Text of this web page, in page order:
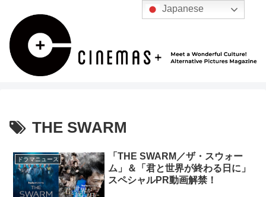
THE SWARM
ドラマニュース
「THE SWARM／ザ・スウォー
ム」＆「君と世界が終わる日に」
スペシャルPR動画解禁！
Japanese